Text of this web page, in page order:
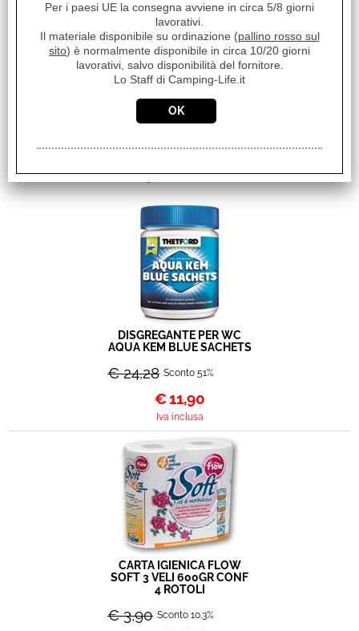
buon prodotto
04.09.2015
Consegna rapida e negozio serio e affidabile
hanno scelto anche questi articoli
DISGREGANTE PER WC
AQUA KEM BLUE SACHETS
€ 24,28 Sconto 51%
€11,90
Iva inclusa
CARTA IGIENICA FLOW
SOFT 3 VELI 600GR CONF
4 ROTOLI
€ 3,90 Sconto 10.3%
Per i paesi UE la consegna avviene in circa 5/8 giorni
lavorativi.
Il materiale disponibile su ordinazione (pallino rosso sul
sito) è normalmente disponibile in circa 10/20 giorni
lavorativi, salvo disponibilità del fornitore.
Lo Staff di Camping-Life.it